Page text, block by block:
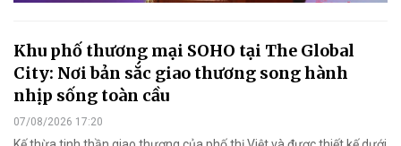
Khu phố thương mại SOHO tại The Global
City: Nơi bản sắc giao thương song hành
nhịp sống toàn cầu
07/08/2026 17:20